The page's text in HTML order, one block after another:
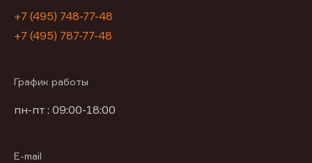
+7 (495) 748-77-48
+7 (495) 787-77-48
График работы
пн-пт : 09:00-18:00
E-mail